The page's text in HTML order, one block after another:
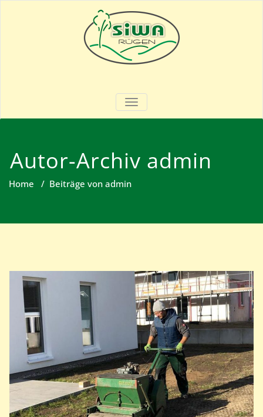
SIWA – Rügen
Garten- & Landschaftsbau
SCHALTE NAVIGATION
Autor-Archiv admin
Home / Beiträge von admin